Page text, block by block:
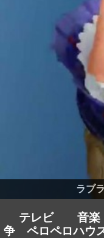
ラブ
テレビ 音楽
争
ペロペロハウ